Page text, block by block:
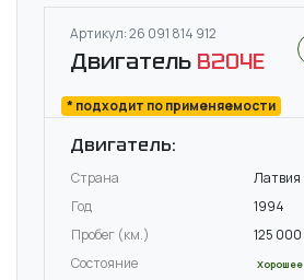
Артикул: 26 091 814 912
Двигатель B204E
* подходит по применяемости
Двигатель:
Страна
Латвия
Год
1994
Пробег (км.)
125 000
Состояние
Хорошее